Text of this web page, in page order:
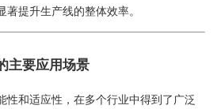
提升生产线的整体效率。
主要应用场景
性和适应性，在多个行业中得到了广泛